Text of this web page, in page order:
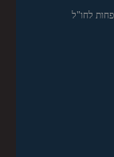
לחו"ל